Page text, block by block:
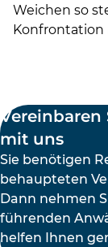
Weichen so
mit uns
Sie benötigen
behaupteten
Dann nehmen
führenden
helfen Ihnen